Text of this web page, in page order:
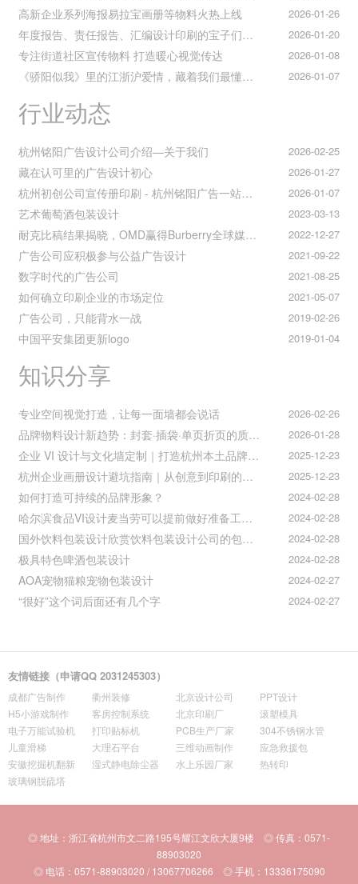
2026-01-26
高新企业系列海报易拉宝画册等物料火热上线
2026-01-20
年度报告、责任报告、汇编设计印刷的宝子们集合！
2026-01-08
专注街道社区宣传物料 打造暖心视觉传达
2026-01-07
《骄阳似我》里的江浙沪爱情，藏着我们最懂的温柔与默契
行业动态
2026-02-25
杭州铭阳广告设计公司介绍—关于我们
2026-01-27
藏在认可里的广告设计初心
2026-01-07
杭州初创公司宣传册印刷 - 杭州铭阳广告一站式解决方案
2023-03-13
艺术葡萄酒包装设计
2022-12-27
耐克比稿结果揭晓，OMD赢得Burberry全球媒介业务（转自广告狂人日报）
2021-09-22
广告公司应积极参与公益广告设计
2021-08-25
数字时代的广告公司
2021-05-07
如何确立印刷企业的市场定位
2019-02-26
广告公司，只能背水一战
2019-01-04
中国平安集团更新logo
知识分享
2026-02-26
专业空间视觉打造，让每一面墙都会说话
2026-01-28
品牌物料设计新趋势：封套·插袋·单页折页的质感升级之道
2025-12-23
企业 VI 设计与文化墙定制｜打造杭州本土品牌专属视觉符号
2025-12-23
杭州企业画册设计避坑指南｜从创意到印刷的全流程把控
2024-02-28
如何打造可持续的品牌形象？
2024-02-28
哈尔滨食品VI设计麦当劳可以提前做好准备工作促进挪动购买
2024-02-28
国外饮料包装设计欣赏饮料包装设计公司的包装设计
2024-02-28
极具特色啤酒包装设计
2024-02-27
AOA宠物猫粮宠物包装设计
2024-02-27
“很好”这个词后面还有几个字
友情链接（申请QQ 2031245303）
成都广告制作 衢州装修 北京设计公司
PPT设计
H5小游戏制作
客房控制系统 北京印刷厂
滚塑模具
电子万能试验机
打印贴标机 PCB生产厂家
304不锈钢水管
儿童滑梯
大理石平台 三维动画制作
应急救援包
安徽挖掘机翻新
湿式静电除尘器 水上乐园厂家
热转印
玻璃钢脱硫塔
◎ 地址：浙江省杭州市文二路195号耀江文欣大厦9楼 ◎ 传真：0571-
88903020
◎ 电话：0571-88903020 / 13067706266 ◎ 手机：13336175090